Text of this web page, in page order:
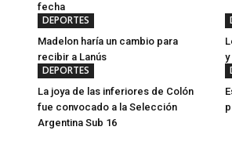
fecha
DEPORTES
Madelon haría un cambio para
recibir a Lanús
y
DEPORTES
La joya de las inferiores de Colón
fue convocado a la Selección
Argentina Sub 16